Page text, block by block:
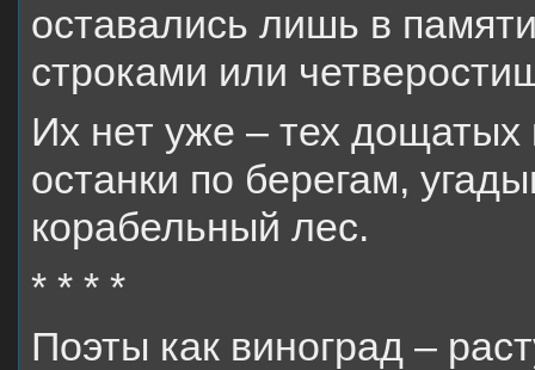
оставались лишь в
строками или
Их нет уже – тех
останки по берегам,
корабельный лес.
* * * *
Поэты как виноград –